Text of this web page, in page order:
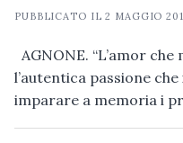
PUBBLICATO IL2 MAGGIO
AGNONE. “L’amor che
l’autentica passione
imparare a memoria i